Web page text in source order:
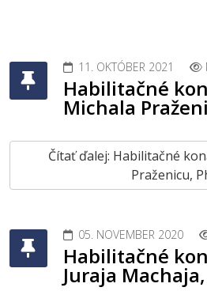
11. OKTÓBER 2021
Habilitačné
Michala
Čítať ďalej: Habilitačné
Praženicu,
05. NOVEMBER 2020
Habilitačné
Juraja